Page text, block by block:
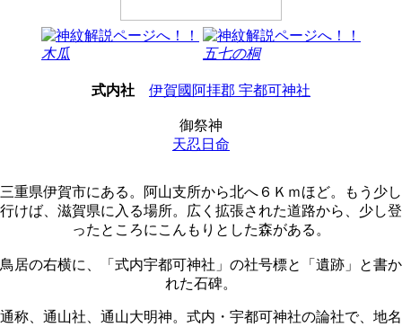
木瓜 五七の桐
式内社 伊賀國阿拝郡 宇都可神社
御祭神
天忍日命
三重県伊賀市にある。阿山支所から北へ６Ｋｍほど。もう少し
行けば、滋賀県に入る場所。広く拡張された道路から、少し登
ったところにこんもりとした森がある。
鳥居の右横に、「式内宇都可神社」の社号標と「遺跡」と書か
れた石碑。
通称、通山社、通山大明神。式内・宇都可神社の論社で、地名